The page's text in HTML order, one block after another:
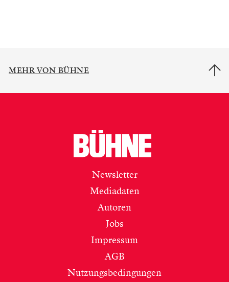
MEHR VON BÜHNE
Newsletter
Mediadaten
Autoren
Jobs
Impressum
AGB
Nutzungsbedingungen